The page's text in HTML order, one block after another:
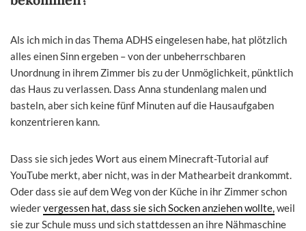
Als ich mich in das Thema ADHS eingelesen habe, hat plötzlich
alles einen Sinn ergeben – von der unbeherrschbaren
Unordnung in ihrem Zimmer bis zu der Unmöglichkeit, pünktlich
das Haus zu verlassen. Dass Anna stundenlang malen und
basteln, aber sich keine fünf Minuten auf die Hausaufgaben
konzentrieren kann.
Dass sie sich jedes Wort aus einem Minecraft-Tutorial auf
YouTube merkt, aber nicht, was in der Mathearbeit drankommt.
Oder dass sie auf dem Weg von der Küche in ihr Zimmer schon
wiedervergessen hat, dass sie sich Socken anziehen wollte,weil
sie zur Schule muss und sich stattdessen an ihre Nähmaschine